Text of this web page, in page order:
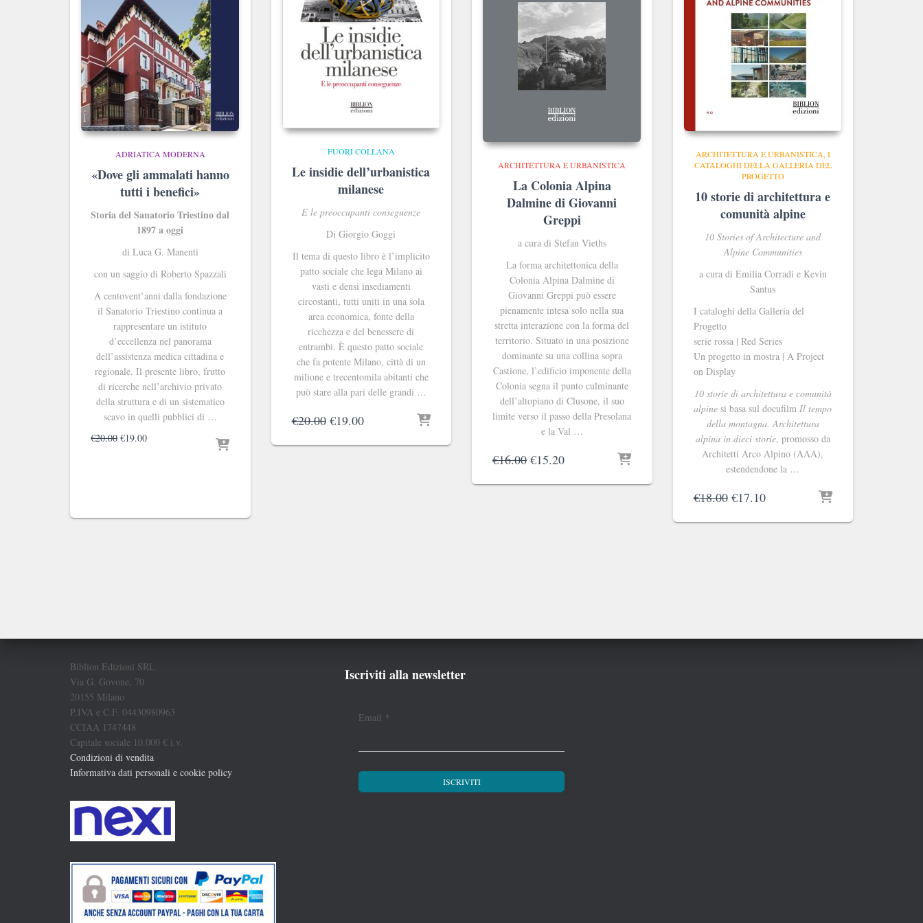
ADRIATICA MODERNA
«Dove gli ammalati hanno
tutti i benefici»
Storia del Sanatorio Triestino dal
1897 a oggi
di Luca G. Manenti
con un saggio di Roberto Spazzali
A centovent’anni dalla fondazione
il Sanatorio Triestino continua a
rappresentare un istituto
d’eccellenza nel panorama
dell’assistenza medica cittadina e
regionale. Il presente libro, frutto
di ricerche nell’archivio privato
della struttura e di un sistematico
scavo in quelli pubblici di …
€20.00 Il
€19.00Il
FUORI COLLANA
Le insidie dell’urbanistica
milanese
E le preoccupanti conseguenze
Di Giorgio Goggi
Il tema di questo libro è l’implicito
patto sociale che lega Milano ai
vasti e densi insediamenti
circostanti, tutti uniti in una sola
area economica, fonte della
ricchezza e del benessere di
entrambi. È questo patto sociale
che fa potente Milano, città di un
milione e trecentomila abitanti che
può stare alla pari delle grandi …
€20.00 Il
originale
€19.00Il
attuale
ARCHITETTURA E URBANISTICA
La Colonia Alpina
Dalmine di Giovanni
Greppi
a cura di Stefan Vieths
La forma architettonica della
Colonia Alpina Dalmine di
Giovanni Greppi può essere
pienamente intesa solo nella sua
stretta interazione con la forma del
territorio. Situato in una posizione
dominante su una collina sopra
Castione, l’edificio imponente della
Colonia segna il punto culminante
dell’altopiano di Clusone, il suo
limite verso il passo della Presolana
e la Val …
€16.00 Il
originale
€15.20Il
attuale
ARCHITETTURA E URBANISTICA I
CATALOGHI DELLA GALLERIA DEL
PROGETTO
10 storie di architettura e
comunità alpine
10 Stories of Architecture and
Alpine Communities
a cura di Emilia Corradi e Kevin
Santus
I cataloghi della Galleria del
Progetto
serie rossa | Red Series
Un progetto in mostra | A Project
on Display
10 storie di architettura e comunità
alpinesi basa sul docufilmIl tempo
della montagna. Architettura
alpina in dieci storie, promosso da
Architetti Arco Alpino (AAA),
estendendone la …
€18.00 Il
originale
€17.10Il
attuale
Biblion Edizioni SRL
Via G. Govone, 70
20155 Milano
P.IVA e C.F. 04430980963
CCIAA 1747448
Capitale sociale 10.000 € i.v.
Condizioni di vendita
Informativa dati personali e cookie policy
Iscriviti alla newsletter
Email *